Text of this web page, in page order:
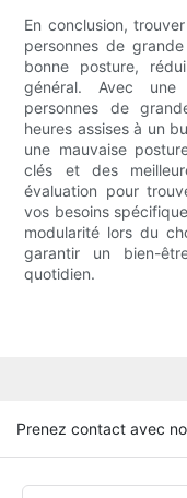
En conclusion,
personnes de
bonne posture,
général. Avec une
personnes de
heures assises à un
une mauvaise
clés et des
évaluation pour
vos besoins
modularité lors du
garantir un bien-
quotidien.
Prenez contact avec